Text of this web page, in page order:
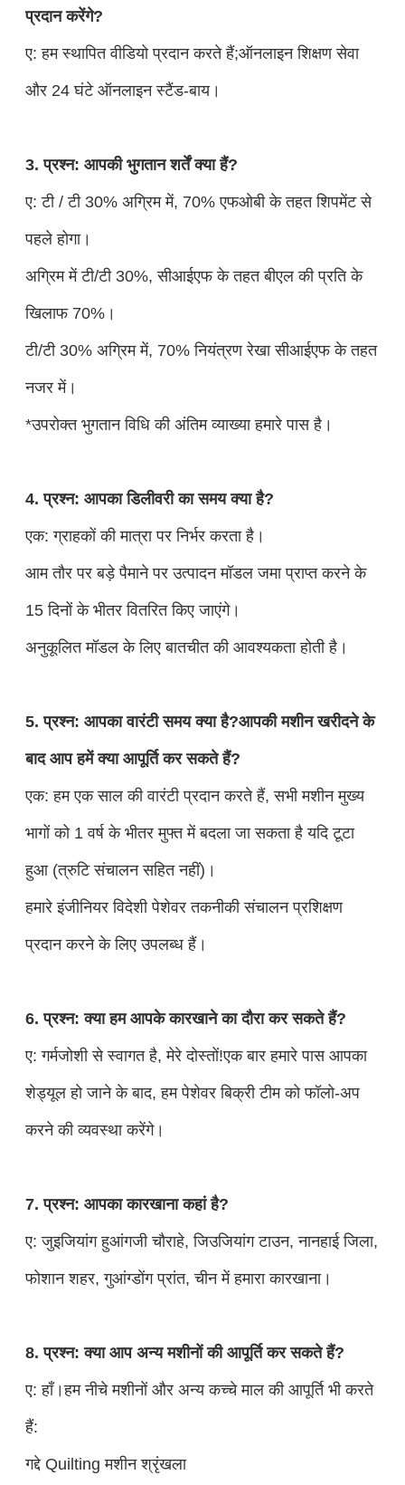
प्रदान करेंगे?
ए: हम स्थापित वीडियो प्रदान करते हैं;ऑनलाइन शिक्षण सेवा
और 24 घंटे ऑनलाइन स्टैंड-बाय।
3. प्रश्न: आपकी भुगतान शर्तें क्या हैं?
ए: टी / टी 30% अग्रिम में, 70% एफओबी के तहत शिपमेंट से
पहले होगा।
अग्रिम में टी/टी 30%, सीआईएफ के तहत बीएल की प्रति के
खिलाफ 70%।
टी/टी 30% अग्रिम में, 70% नियंत्रण रेखा सीआईएफ के तहत
नजर में।
*उपरोक्त भुगतान विधि की अंतिम व्याख्या हमारे पास है।
4. प्रश्न: आपका डिलीवरी का समय क्या है?
एक: ग्राहकों की मात्रा पर निर्भर करता है।
आम तौर पर बड़े पैमाने पर उत्पादन मॉडल जमा प्राप्त करने के
15 दिनों के भीतर वितरित किए जाएंगे।
अनुकूलित मॉडल के लिए बातचीत की आवश्यकता होती है।
5. प्रश्न: आपका वारंटी समय क्या है?आपकी मशीन खरीदने के
बाद आप हमें क्या आपूर्ति कर सकते हैं?
एक: हम एक साल की वारंटी प्रदान करते हैं, सभी मशीन मुख्य
भागों को 1 वर्ष के भीतर मुफ्त में बदला जा सकता है यदि टूटा
हुआ (त्रुटि संचालन सहित नहीं)।
हमारे इंजीनियर विदेशी पेशेवर तकनीकी संचालन प्रशिक्षण
प्रदान करने के लिए उपलब्ध हैं।
6. प्रश्न: क्या हम आपके कारखाने का दौरा कर सकते हैं?
ए: गर्मजोशी से स्वागत है, मेरे दोस्तों!एक बार हमारे पास आपका
शेड्यूल हो जाने के बाद, हम पेशेवर बिक्री टीम को फॉलो-अप
करने की व्यवस्था करेंगे।
7. प्रश्न: आपका कारखाना कहां है?
ए: जुइजियांग हुआंगजी चौराहे, जिउजियांग टाउन, नानहाई जिला,
फोशान शहर, गुआंग्डोंग प्रांत, चीन में हमारा कारखाना।
8. प्रश्न: क्या आप अन्य मशीनों की आपूर्ति कर सकते हैं?
ए: हाँ।हम नीचे मशीनों और अन्य कच्चे माल की आपूर्ति भी करते
हैं:
गद्दे Quilting मशीन श्रृंखला